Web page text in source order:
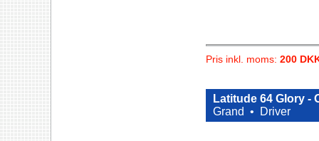
Pris inkl. moms: 200
Latitude 64 Glory -
Grand •
Driver